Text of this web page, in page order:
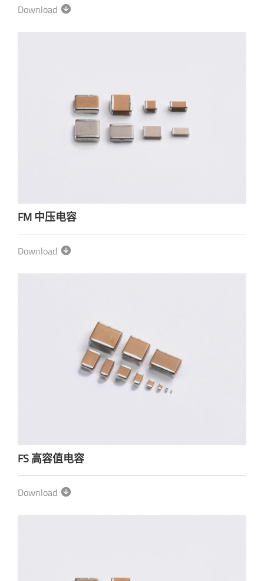
Download
FM 中压电容
Download
FS 高容值电容
Download